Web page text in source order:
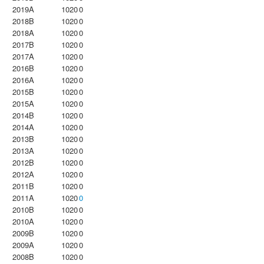
2019A
10200
2018B
10200
2018A
10200
2017B
10200
2017A
10200
2016B
10200
2016A
10200
2015B
10200
2015A
10200
2014B
10200
2014A
10200
2013B
10200
2013A
10200
2012B
10200
2012A
10200
2011B
10200
2011A
10200
2010B
10200
2010A
10200
2009B
10200
2009A
10200
2008B
10200